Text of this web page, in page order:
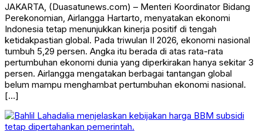
JAKARTA, (Duasatunews.com) – Menteri Koordinator Bidang
Perekonomian, Airlangga Hartarto, menyatakan ekonomi
Indonesia tetap menunjukkan kinerja positif di tengah
ketidakpastian global. Pada triwulan II 2026, ekonomi nasional
tumbuh 5,29 persen. Angka itu berada di atas rata-rata
pertumbuhan ekonomi dunia yang diperkirakan hanya sekitar 3
persen. Airlangga mengatakan berbagai tantangan global
belum mampu menghambat pertumbuhan ekonomi nasional.
[…]